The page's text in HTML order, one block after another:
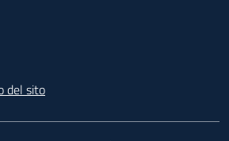
del sito